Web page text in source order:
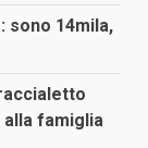
sono 14mila,
famiglia